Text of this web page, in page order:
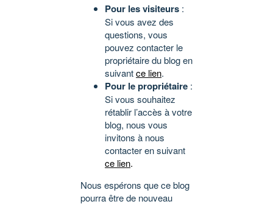
Pour les visiteurs :
Si vous avez des
questions, vous
pouvez contacter le
propriétaire du blog en
suivantce lien.
Pour le propriétaire :
Si vous souhaitez
rétablir l’accès à votre
blog, nous vous
invitons à nous
contacter en suivant
ce lien.
Nous espérons que ce blog
pourra être de nouveau